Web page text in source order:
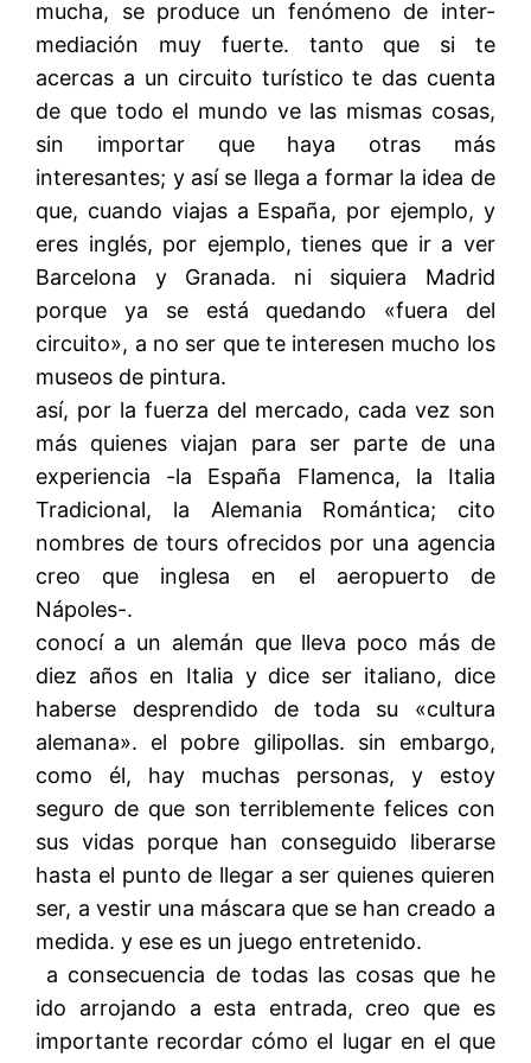
mucha, se produce un fenómeno de inter-
mediación muy fuerte. tanto que si te
acercas a un circuito turístico te das cuenta
de que todo el mundo ve las mismas cosas,
sin importar que haya otras más
interesantes; y así se llega a formar la idea de
que, cuando viajas a España, por ejemplo, y
eres inglés, por ejemplo, tienes que ir a ver
Barcelona y Granada. ni siquiera Madrid
porque ya se está quedando «fuera del
circuito», a no ser que te interesen mucho los
museos de pintura.
así, por la fuerza del mercado, cada vez son
más quienes viajan para ser parte de una
experiencia -la España Flamenca, la Italia
Tradicional, la Alemania Romántica; cito
nombres de tours ofrecidos por una agencia
creo que inglesa en el aeropuerto de
Nápoles-.
conocí a un alemán que lleva poco más de
diez años en Italia y dice ser italiano, dice
haberse desprendido de toda su «cultura
alemana». el pobre gilipollas. sin embargo,
como él, hay muchas personas, y estoy
seguro de que son terriblemente felices con
sus vidas porque han conseguido liberarse
hasta el punto de llegar a ser quienes quieren
ser, a vestir una máscara que se han creado a
medida. y ese es un juego entretenido.
a consecuencia de todas las cosas que he
ido arrojando a esta entrada, creo que es
importante recordar cómo el lugar en el que